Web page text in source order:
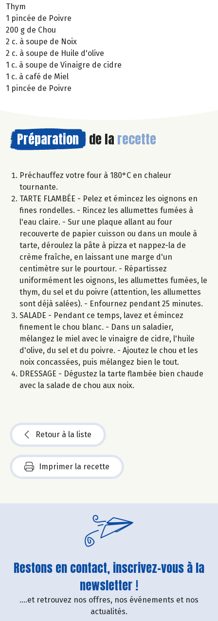
Thym
1 pincée de Poivre
200 g de Chou
2 c. à soupe de Noix
2 c. à soupe de Huile d'olive
1 c. à soupe de Vinaigre de cidre
1 c. à café de Miel
1 pincée de Poivre
Préparation de la recette
Préchauffez votre four à 180°C en chaleur
tournante.
TARTE FLAMBÉE - Pelez et émincez les oignons en
fines rondelles. - Rincez les allumettes fumées à
l'eau claire. - Sur une plaque allant au four
recouverte de papier cuisson ou dans un moule à
tarte, déroulez la pâte à pizza et nappez-la de
crème fraîche, en laissant une marge d'un
centimètre sur le pourtour. - Répartissez
uniformément les oignons, les allumettes fumées, le
thym, du sel et du poivre (attention, les allumettes
sont déjà salées). - Enfournez pendant 25 minutes.
SALADE - Pendant ce temps, lavez et émincez
finement le chou blanc. - Dans un saladier,
mélangez le miel avec le vinaigre de cidre, l'huile
d'olive, du sel et du poivre. - Ajoutez le chou et les
noix concassées, puis mélangez bien le tout.
DRESSAGE - Dégustez la tarte flambée bien chaude
avec la salade de chou aux noix.
Retour à la liste
Imprimer la recette
Restons en contact, inscrivez-vous à la
newsletter !
....et retrouvez nos offres, nos événements et nos
actualités.